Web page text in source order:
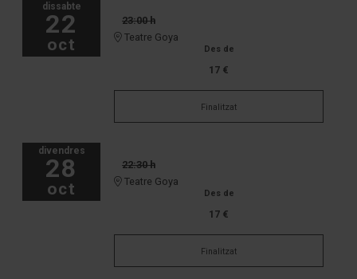
dissabte
22
oct
23:00 h
Teatre Goya
Des de
17 €
Finalitzat
divendres
28
oct
22:30 h
Teatre Goya
Des de
17 €
Finalitzat